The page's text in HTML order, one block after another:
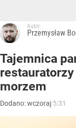
Autor:
Przemysław
Tajemnica
morzem
Dodano:wczoraj 5:31